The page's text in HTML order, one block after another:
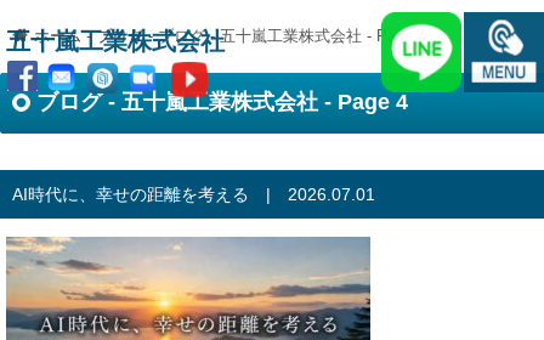
五十嵐工業株式会社
ホーム-ブログ-ブログ - 五十嵐工業株式会社 - Page 4
ブログ - 五十嵐工業株式会社 - Page 4
AI時代に、幸せの距離を考える | 2026.07.01